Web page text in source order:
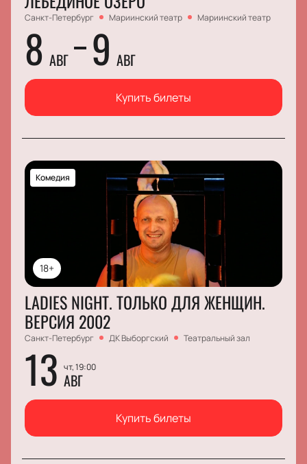
Санкт-Петербург Мариинский театр Мариинский театр
8 АВГ 9 АВГ
Купить билеты
18+
Комедия
LADIES NIGHT. ТОЛЬКО ДЛЯ ЖЕНЩИН.
ВЕРСИЯ 2002
Санкт-Петербург ДК Выборгский Театральный зал
13 чт, 19:00
АВГ
Купить билеты